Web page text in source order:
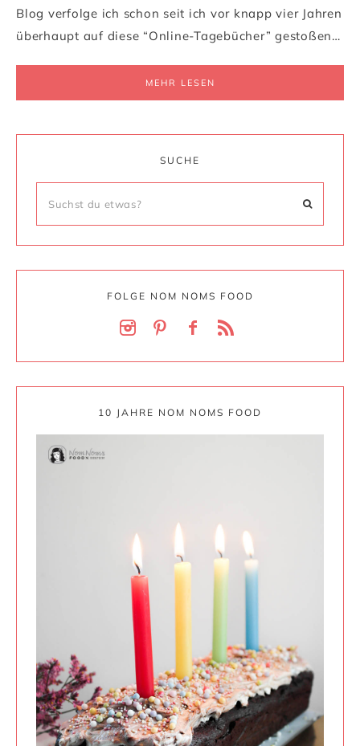
Blog verfolge ich schon seit ich vor knapp vier Jahren
überhaupt auf diese “Online-Tagebücher” gestoßen…
MEHR LESEN
SUCHE
FOLGE NOM NOMS FOOD
10 JAHRE NOM NOMS FOOD